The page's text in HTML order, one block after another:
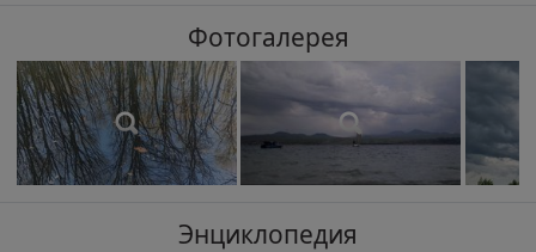
Фотогалерея
Энциклопедия